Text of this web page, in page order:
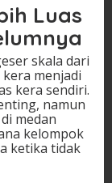
Luas
skala dari
menjadi
kera sendiri.
namun
medan
kelompok
ketika tidak